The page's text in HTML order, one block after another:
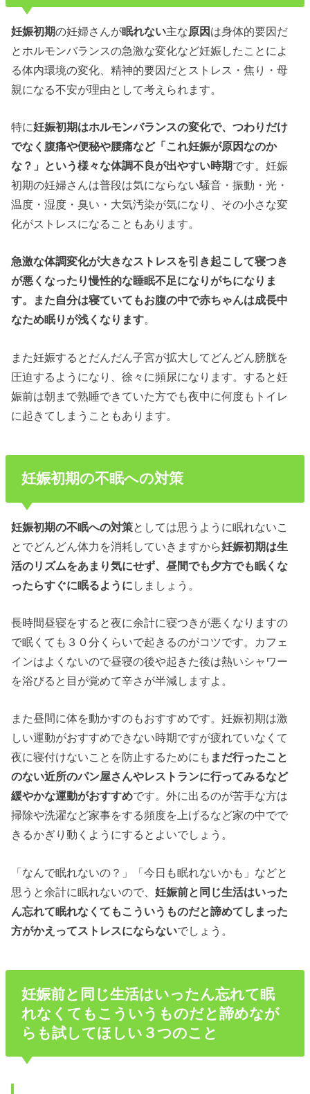
妊娠初期の妊婦さんが眠れない主な原因 は身体的要因だ
とホルモンバランスの急激な変化など妊娠したことによ
る体内環境の変化、精神的要因だとストレス・焦り・母
親になる不安が理由として考えられます。
特に妊娠初期はホルモンバランスの変化で、つわりだけ
でなく腹痛や便秘や腰痛など「これ妊娠が原因なのか
な？」という様々な体調不良が出やすい時期です。妊娠
初期の妊婦さんは普段は気にならない騒音・振動・光・
温度・湿度・臭い・大気汚染が気になり、その小さな変
化がストレスになることもあります。
急激な体調変化が大きなストレスを引き起こして寝つき
が悪くなったり慢性的な睡眠不足になりがちになりま
す。また自分は寝ていてもお腹の中で赤ちゃんは成長中
なため眠りが浅くなります。
また妊娠するとだんだん子宮が拡大してどんどん膀胱を
圧迫するようになり、徐々に頻尿になります。すると妊
娠前は朝まで熟睡できていた方でも夜中に何度もトイレ
に起きてしまうこともあります。
妊娠初期の不眠への対策
妊娠初期の不眠への対策としては思うように眠れないこ
とでどんどん体力を消耗していきますから妊娠初期は生
活のリズムをあまり気にせず、昼間でも夕方でも眠くな
ったらすぐに眠るように しましょう。
長時間昼寝をすると夜に余計に寝つきが悪くなりますの
で眠くても３０分くらいで起きるのがコツです。カフェ
インはよくないので昼寝の後や起きた後は熱いシャワー
を浴びると目が覚めて辛さが半減しますよ。
また昼間に体を動かすのもおすすめです。妊娠初期は激
しい運動がおすすめできない時期ですが疲れていなくて
夜に寝付けないことを防止するためにも まだ行ったこと
のない近所のパン屋さんやレストランに行ってみるなど
緩やかな運動がおすすめです。外に出るのが苦手な方は
掃除や洗濯など家事をする頻度を上げるなど家の中でで
きるかぎり動くようにするとよいでしょう。
「なんで眠れないの？」「今日も眠れないかも」などと
思うと余計に眠れないので、妊娠前と同じ生活はいった
ん忘れて眠れなくてもこういうものだと諦めてしまった
方がかえってストレスにならないでしょう。
妊娠前と同じ生活はいったん忘れて眠
れなくてもこういうものだと諦めなが
らも試してほしい３つのこと